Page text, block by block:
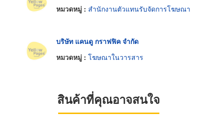
หมวดหมู่ : สำนักงานตัวแทนรับจัดการโฆษณา
บริษัท แคนดู กราฟฟิค จำกัด
หมวดหมู่ : โฆษณาในวารสาร
สินค้าที่คุณอาจสนใจ